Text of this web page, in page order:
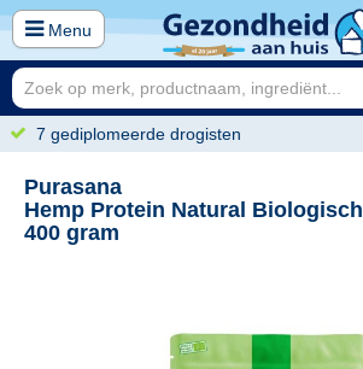
Menu
7 gediplomeerde drogisten
Purasana
Hemp Protein Natural Biologisch
400 gram